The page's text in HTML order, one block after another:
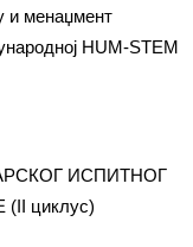
и менаџмент
HUM-STEM
ИСПИТНОГ
циклус)